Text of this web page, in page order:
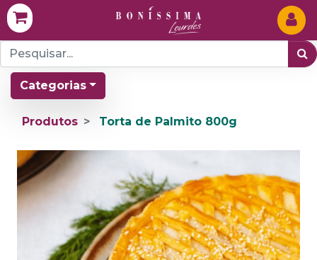
Categorias
Produtos Torta de Palmito 800g